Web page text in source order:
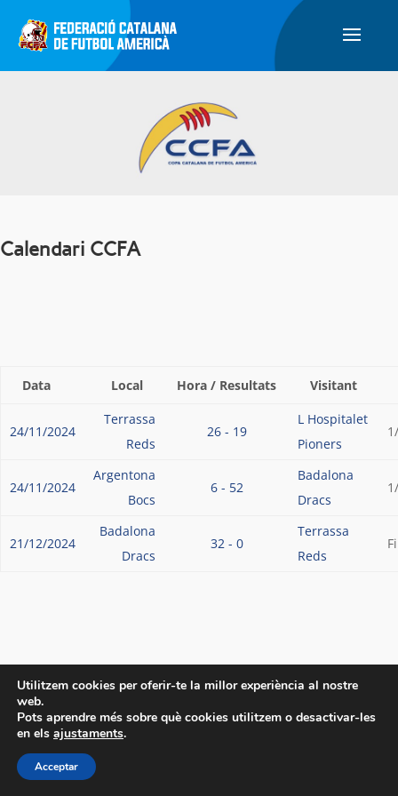
Calendari CCFA
Data Local Hora / Resultats Visitant
24/11/2024
Terrassa
Reds
26 - 19
L Hospitalet
Pioners
24/11/2024
Argentona
Bocs
6 - 52
Badalona
Dracs
21/12/2024
Badalona
Dracs
32 - 0
Terrassa
Reds
Utilitzem cookies per oferir-te la millor experiència al nostre
web.
Pots aprendre més sobre què cookies utilitzem o desactivar-les
en els ajustaments.
Acceptar